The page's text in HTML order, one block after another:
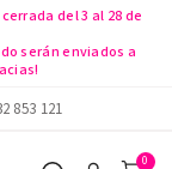
del 3 al 28 de
serán enviados a
853 121